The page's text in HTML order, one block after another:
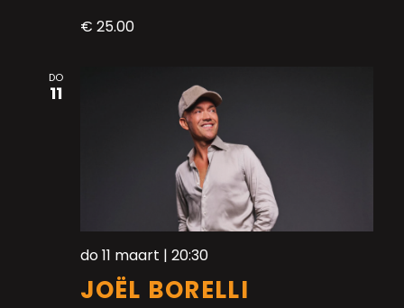
€ 25.00
DO
11
do 11 maart | 20:30
JOËL BORELLI